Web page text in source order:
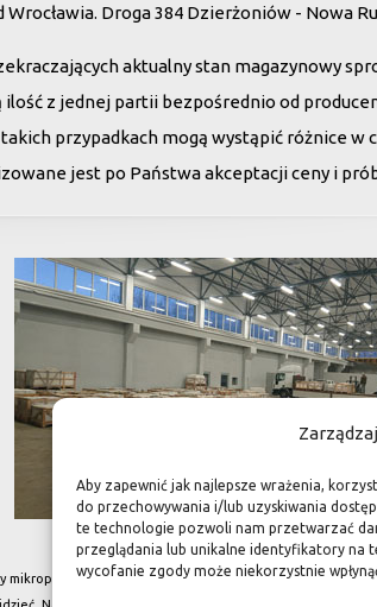
Aby zapewnić jak najlepsze wrażenia,
do przechowywania i/lub uzyskiwania
te technologie pozwoli nam przetwarzać
przeglądania lub unikalne identyfikatory na
wycofanie zgody może niekorzystnie
Wrocławia. Droga 384 Dzierżoniów - Nowa
aktualny stan magazynowy
z jednej partii bezpośrednio od
takich przypadkach mogą wystąpić różnice w
jest po Państwa akceptacji ceny i
mikropęknięcia nie są wadami a świadczą jedynie o